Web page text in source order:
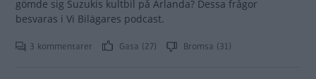
gömde sig Suzukis kultbil på Arlanda? Dessa frågor
besvaras i Vi Bilägares podcast.
3 kommentarer Gasa (27) Bromsa (31)